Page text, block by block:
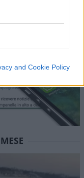
and Cookie Policy